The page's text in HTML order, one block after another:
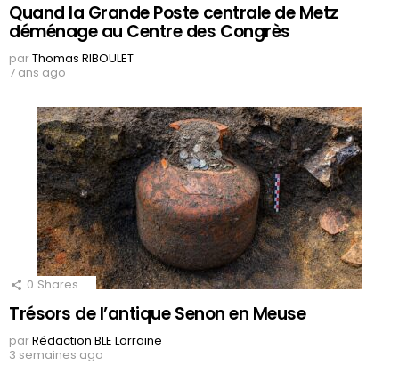
Quand la Grande Poste centrale de Metz
déménage au Centre des Congrès
parThomas RIBOULET
7 ans ago
0 Shares
Trésors de l’antique Senon en Meuse
parRédaction BLE Lorraine
3 semaines ago